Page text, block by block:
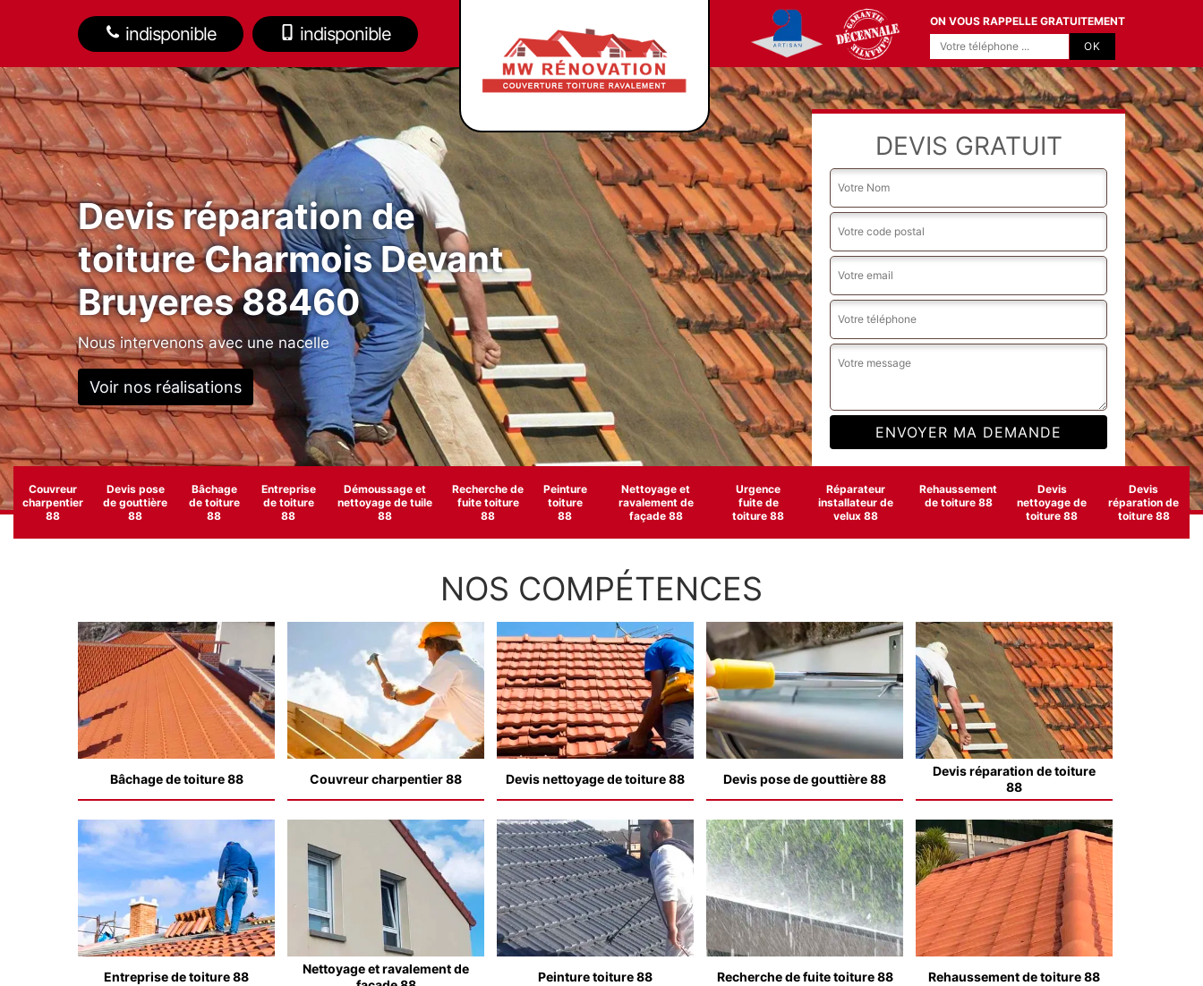
indisponible indisponible
ON VOUS RAPPELLE GRATUITEMENT
Devis réparation de
toiture Charmois Devant
Bruyeres 88460
Nous intervenons avec une nacelle
Voir nos réalisations
DEVIS GRATUIT
Couvreur
charpentier
88
Devis pose
de gouttière
88
Bâchage
de toiture
88
Entreprise
de toiture
88
Démoussage et
nettoyage de tuile
88
Recherche de
fuite toiture
88
Peinture
toiture
88
Nettoyage et
ravalement de
façade 88
Urgence
fuite de
toiture 88
Réparateur
installateur de
velux 88
Rehaussement
de toiture 88
Devis
nettoyage de
toiture 88
Devis
réparation de
toiture 88
NOS COMPÉTENCES
Bâchage de toiture 88 Couvreur charpentier 88 Devis nettoyage de toiture 88 Devis pose de gouttière 88
Devis réparation de toiture
88
Entreprise de toiture 88
Nettoyage et ravalement de
Peinture toiture 88 Recherche de fuite toiture 88 Rehaussement de toiture 88